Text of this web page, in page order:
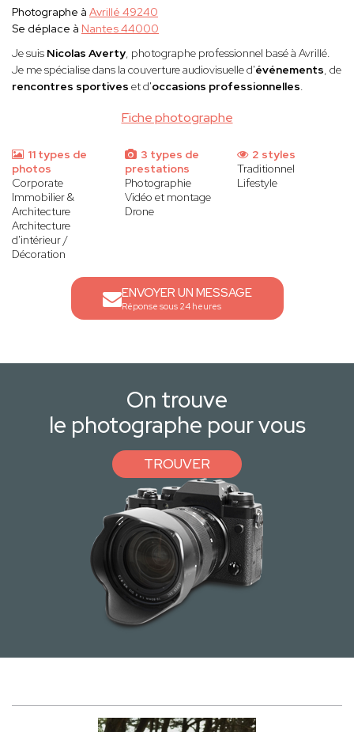
Fiche photographe
Photographe à Avrillé 49240
Se déplace à Nantes 44000
Je suis Nicolas Averty, photographe professionnel basé à Avrillé.
Je me spécialise dans la couverture audiovisuelle d'événements, de
rencontres sportives et d'occasions professionnelles.
11 types de
photos
Corporate
Immobilier &
Architecture
Architecture
d'intérieur /
Décoration
3 types de
prestations
Photographie
Vidéo et montage
Drone
2 styles
Traditionnel
Lifestyle
ENVOYER UN MESSAGE
Réponse sous 24 heures
On trouve
le photographe pour vous
TROUVER